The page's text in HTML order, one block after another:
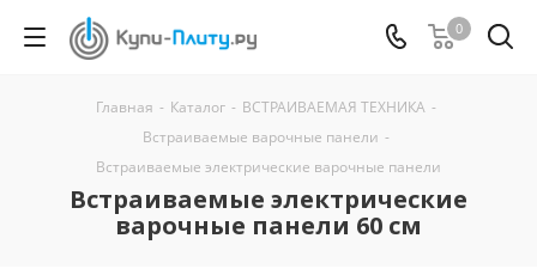
0
Главная - Каталог - ВСТРАИВАЕМАЯ ТЕХНИКА -
Встраиваемые варочные панели -
Встраиваемые электрические варочные панели
Встраиваемые электрические
варочные панели 60 см